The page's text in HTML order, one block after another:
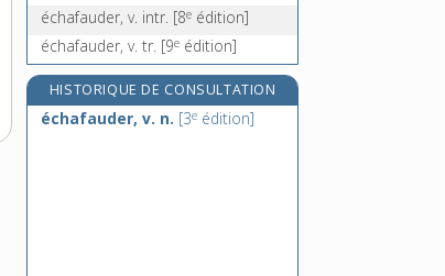
échafauder, v. intr. [8e édition]
échafauder, v. tr. [9e édition]
HISTORIQUE DE CONSULTATION
échafauder, v. n. [3e édition]